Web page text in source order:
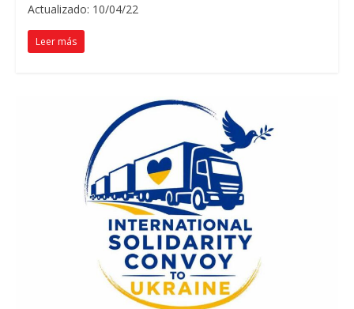
Actualizado: 10/04/22
Leer más